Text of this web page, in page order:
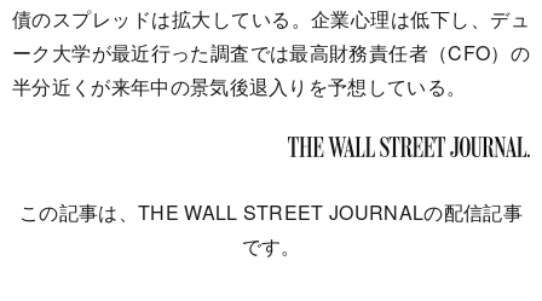
債のスプレッドは拡大している。企業心理は低下し、デュ
ーク大学が最近行った調査では最高財務責任者（CFO）の
半分近くが来年中の景気後退入りを予想している。
この記事は、THE WALL STREET JOURNALの配信記事
です。